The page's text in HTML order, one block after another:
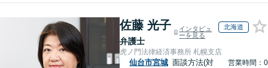
佐藤 光子
弁護士
インタビュ
ーを見る
北海道
虎ノ門法律経済事務所 札幌支店
仙台市宮城 面談方法(対
営業時間：0